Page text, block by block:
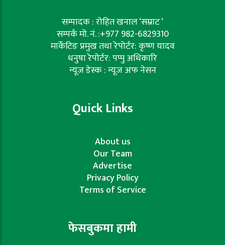
सम्पादक : रोहित खनाल ‘सम्राट ‘
सम्पर्क मो. नं. :+977 982-6829310
मार्केटिङ प्रमुख तथा रेपोर्टर: कृष्ण यादव
धनुषा रेपोर्टर: पप्पु अधिकारि
न्यूज डेस्क : न्यूज अफ नेसन
Quick Links
About us
Our Team
Advertise
Privacy Policy
Terms of Service
फेसबुकमा हामी